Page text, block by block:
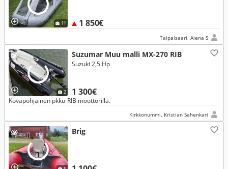
11 1 850€
Taipalsaari, Alena S
2
Suzumar Muu malli MX-270 RIB
1 300€
Suzuki 2,5 Hp
Kovapohjainen pkku-RIB moottorilla.
Kirkkonummi, Kristian Sahenkari
Brig